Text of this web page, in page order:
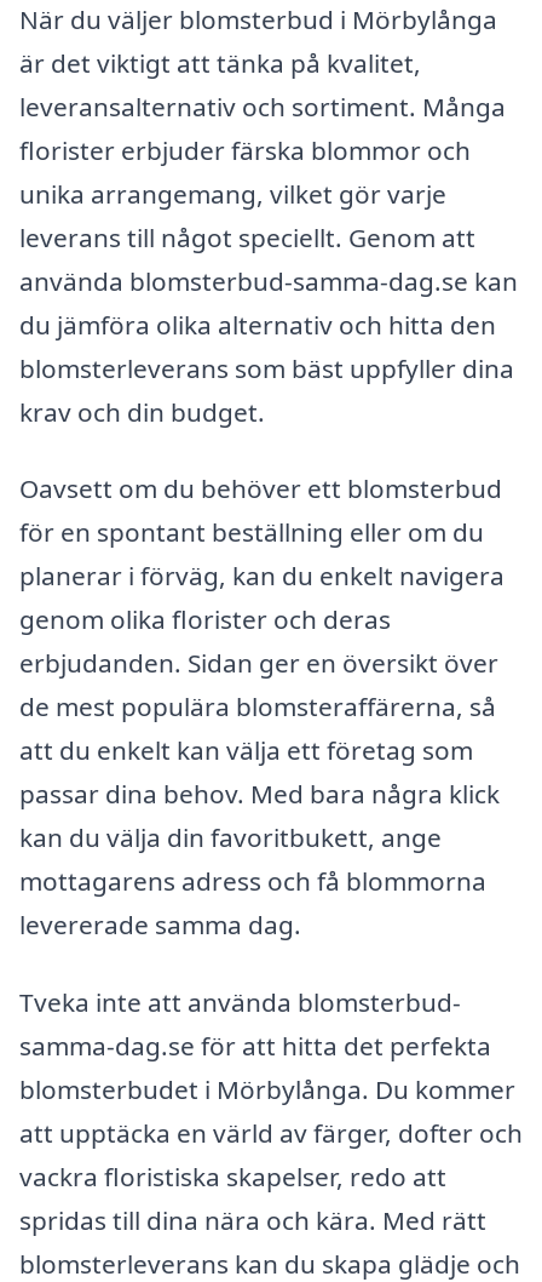
När du väljer blomsterbud i Mörbylånga
är det viktigt att tänka på kvalitet,
leveransalternativ och sortiment. Många
florister erbjuder färska blommor och
unika arrangemang, vilket gör varje
leverans till något speciellt. Genom att
använda blomsterbud-samma-dag.se kan
du jämföra olika alternativ och hitta den
blomsterleverans som bäst uppfyller dina
krav och din budget.
Oavsett om du behöver ett blomsterbud
för en spontant beställning eller om du
planerar i förväg, kan du enkelt navigera
genom olika florister och deras
erbjudanden. Sidan ger en översikt över
de mest populära blomsteraffärerna, så
att du enkelt kan välja ett företag som
passar dina behov. Med bara några klick
kan du välja din favoritbukett, ange
mottagarens adress och få blommorna
levererade samma dag.
Tveka inte att använda blomsterbud-
samma-dag.se för att hitta det perfekta
blomsterbudet i Mörbylånga. Du kommer
att upptäcka en värld av färger, dofter och
vackra floristiska skapelser, redo att
spridas till dina nära och kära. Med rätt
blomsterleverans kan du skapa glädje och